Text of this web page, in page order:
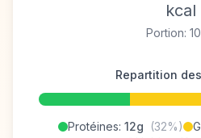
kcal
Portion:
Repartition
Protéines: 12g (32%)